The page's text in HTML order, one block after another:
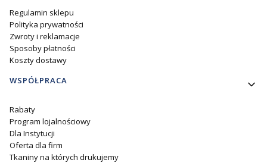
Regulamin sklepu
Polityka prywatności
Zwroty i reklamacje
Sposoby płatności
Koszty dostawy
WSPÓŁPRACA
Rabaty
Program lojalnościowy
Dla Instytucji
Oferta dla firm
Tkaniny na których drukujemy